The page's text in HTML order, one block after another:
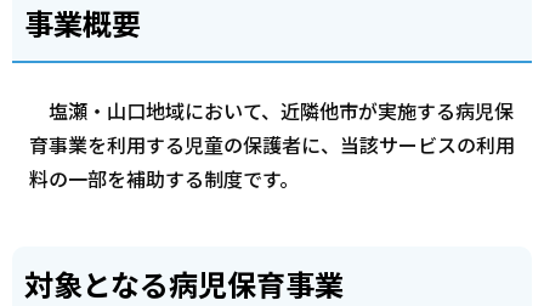
事業概要
塩瀬・山口地域において、近隣他市が実施する病児保
育事業を利用する児童の保護者に、当該サービスの利用
料の一部を補助する制度です。
対象となる病児保育事業